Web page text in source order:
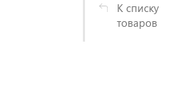
К списку
товаров